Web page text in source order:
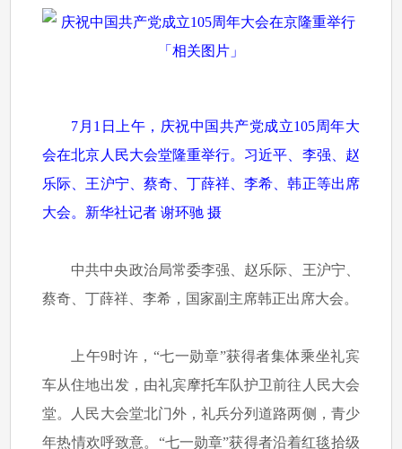
7月1日上午，庆祝中国共产党成立105周年大
会在北京人民大会堂隆重举行。习近平、李强、赵
乐际、王沪宁、蔡奇、丁薛祥、李希、韩正等出席
大会。新华社记者 谢环驰 摄
中共中央政治局常委李强、赵乐际、王沪宁、
蔡奇、丁薛祥、李希，国家副主席韩正出席大会。
上午9时许，“七一勋章”获得者集体乘坐礼宾
车从住地出发，由礼宾摩托车队护卫前往人民大会
堂。人民大会堂北门外，礼兵分列道路两侧，青少
年热情欢呼致意。“七一勋章”获得者沿着红毯拾级